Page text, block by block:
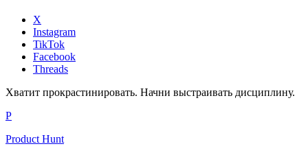
X
Instagram
TikTok
Facebook
Threads
Хватит прокрастинировать. Начни выстраивать дисциплину.
P
Product Hunt